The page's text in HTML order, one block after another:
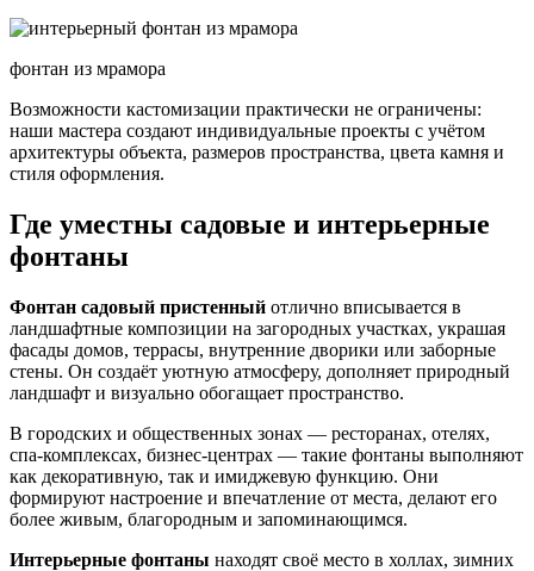
фонтан из мрамора
Возможности кастомизации практически не ограничены:
наши мастера создают индивидуальные проекты с учётом
архитектуры объекта, размеров пространства, цвета камня и
стиля оформления.
Где уместны садовые и интерьерные
фонтаны
Фонтан садовый пристенный отлично вписывается в
ландшафтные композиции на загородных участках, украшая
фасады домов, террасы, внутренние дворики или заборные
стены. Он создаёт уютную атмосферу, дополняет природный
ландшафт и визуально обогащает пространство.
В городских и общественных зонах — ресторанах, отелях,
спа-комплексах, бизнес-центрах — такие фонтаны выполняют
как декоративную, так и имиджевую функцию. Они
формируют настроение и впечатление от места, делают его
более живым, благородным и запоминающимся.
Интерьерные фонтаны находят своё место в холлах, зимних